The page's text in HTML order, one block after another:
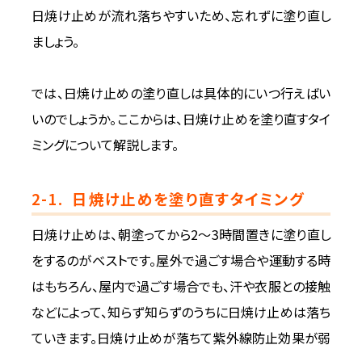
日焼け止めが流れ落ちやすいため、忘れずに塗り直し
ましょう。
では、日焼け止めの塗り直しは具体的にいつ行えばい
いのでしょうか。ここからは、日焼け止めを塗り直すタイ
ミングについて解説します。
2-1. 日焼け止めを塗り直すタイミング
日焼け止めは、朝塗ってから2～3時間置きに塗り直し
をするのがベストです。屋外で過ごす場合や運動する時
はもちろん、屋内で過ごす場合でも、汗や衣服との接触
などによって、知らず知らずのうちに日焼け止めは落ち
ていきます。日焼け止めが落ちて紫外線防止効果が弱